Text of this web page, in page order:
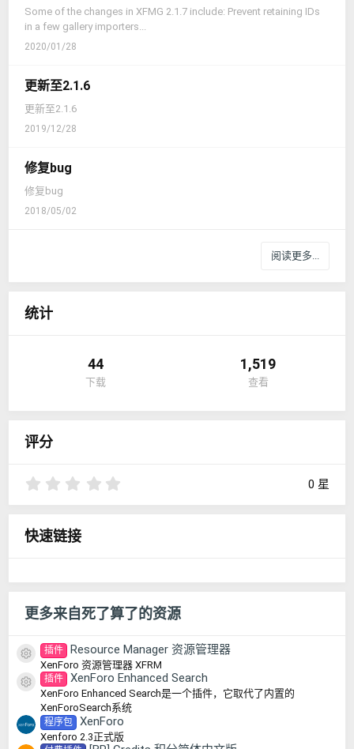
Some of the changes in XFMG 2.1.7 include: Prevent retaining IDs
in a few gallery importers...
2020/01/28
更新至2.1.6
更新至2.1.6
2019/12/28
修复bug
修复bug
2018/05/02
阅读更多...
统计
44
下载
1,519
查看
评分
0 星
快速链接
更多来自死了算了的资源
资源图标
插件 Resource Manager 资源管理器
XenForo 资源管理器 XFRM
资源图标
插件 XenForo Enhanced Search
XenForo Enhanced Search是一个插件，它取代了内置的
XenForoSearch系统
程序包 XenForo
Xenforo 2.3正式版